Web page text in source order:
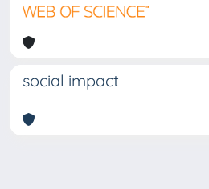
social impact